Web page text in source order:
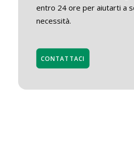
entro 24 ore per aiutarti a
necessità.
CONTATTACI